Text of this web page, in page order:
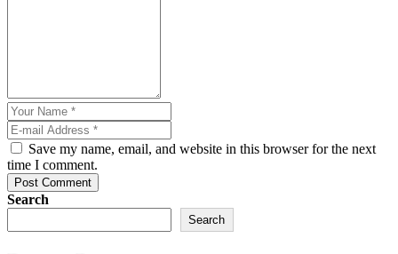
Save my name, email, and website in this browser for the next
time I comment.
Post Comment
Search
Search